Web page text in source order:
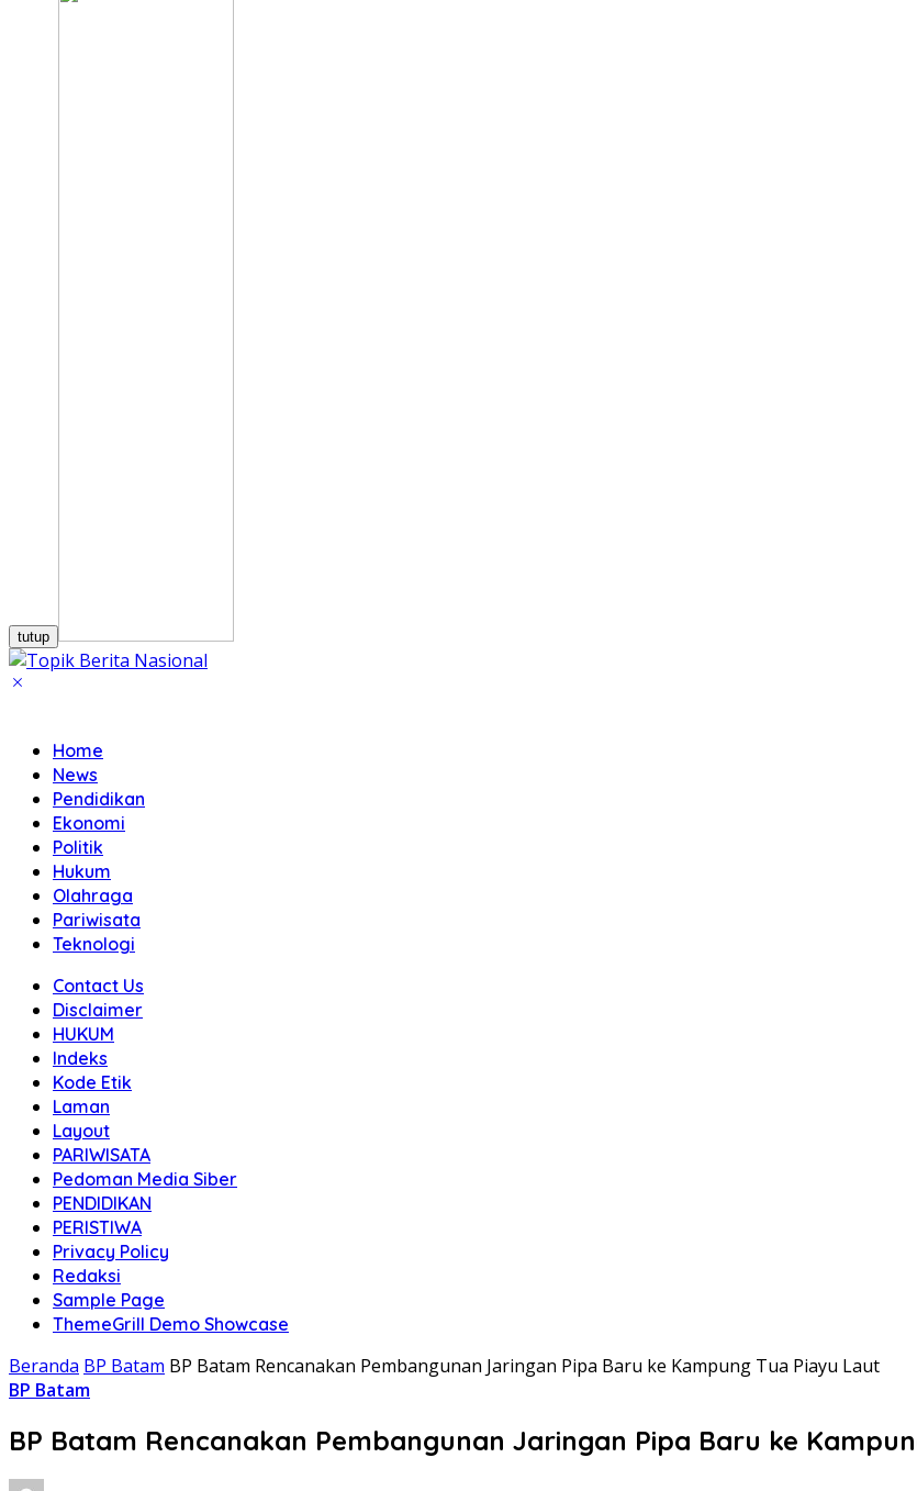
tutup
Home
News
Pendidikan
Ekonomi
Politik
Hukum
Olahraga
Pariwisata
Teknologi
Contact Us
Disclaimer
HUKUM
Indeks
Kode Etik
Laman
Layout
PARIWISATA
Pedoman Media Siber
PENDIDIKAN
PERISTIWA
Privacy Policy
Redaksi
Sample Page
ThemeGrill Demo Showcase
Beranda BP Batam BP Batam Rencanakan Pembangunan Jaringan Pipa Baru ke Kampung Tua Piayu Laut
BP Batam
BP Batam Rencanakan Pembangunan Jaringan Pipa Baru ke